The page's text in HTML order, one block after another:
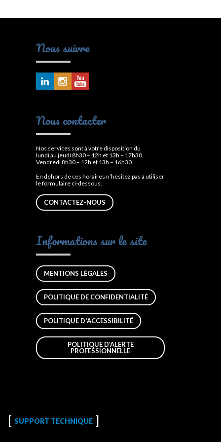
Nous suivre
Nous contacter
Nos services sont à votre disposition du
lundi au jeudi 8h30 – 12h et 13h – 17h30.
Vendredi 8h30 – 12h et 13h – 16h30.
En dehors de ces horaires n’hésitez pas à utiliser
le formulaire ci-dessous.
CONTACTEZ-NOUS
Informations sur le site
MENTIONS LÉGALES
POLITIQUE DE CONFIDENTIALITÉ
POLITIQUE D'ACCESSIBILITÉ
POLITIQUE D’ALERTE
PROFESSIONNELLE
SUPPORT TECHNIQUE